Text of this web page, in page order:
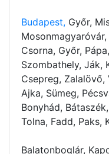
Budapest, Győr,
Csorna, Győr,
Szombathely, Ják,
Csepreg, Zalalövő,
Ajka, Sümeg,
Bonyhád,
Tolna, Fadd, Paks,
Balatonboglár,